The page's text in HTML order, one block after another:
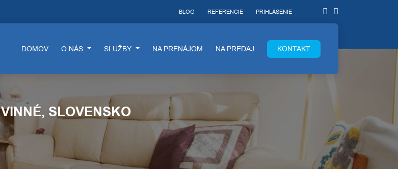
BLOG REFERENCIE PRIHLÁSENIE
DOMOV O NÁS SLUŽBY NA PRENÁJOM NA PREDAJ KONTAKT
VINNÉ, SLOVENSKO